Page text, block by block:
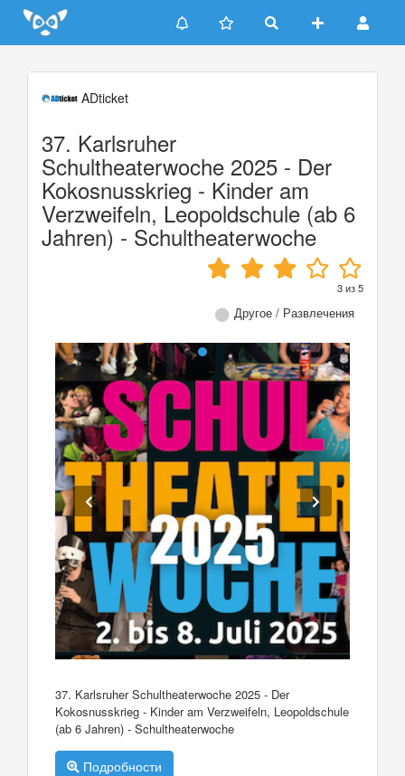
Update cookies preferences
ADticket
37. Karlsruher
Schultheaterwoche 2025 - Der
Kokosnusskrieg - Kinder am
Verzweifeln, Leopoldschule (ab 6
Jahren) - Schultheaterwoche
3из5
Другое / Развлечения
37. Karlsruher Schultheaterwoche 2025 - Der
Kokosnusskrieg - Kinder am Verzweifeln, Leopoldschule
(ab 6 Jahren) - Schultheaterwoche
Подробности